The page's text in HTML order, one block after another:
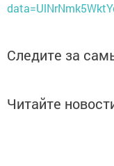
Следите за
Читайте